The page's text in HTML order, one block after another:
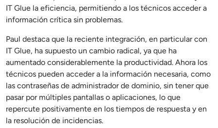
IT Glue la eficiencia, permitiendo a los técnicos acceder a
información crítica sin problemas.
Paul destaca que la reciente integración, en particular con
IT Glue, ha supuesto un cambio radical, ya que ha
aumentado considerablemente la productividad. Ahora los
técnicos pueden acceder a la información necesaria, como
las contraseñas de administrador de dominio, sin tener que
pasar por múltiples pantallas o aplicaciones, lo que
repercute positivamente en los tiempos de respuesta y en
la resolución de incidencias.